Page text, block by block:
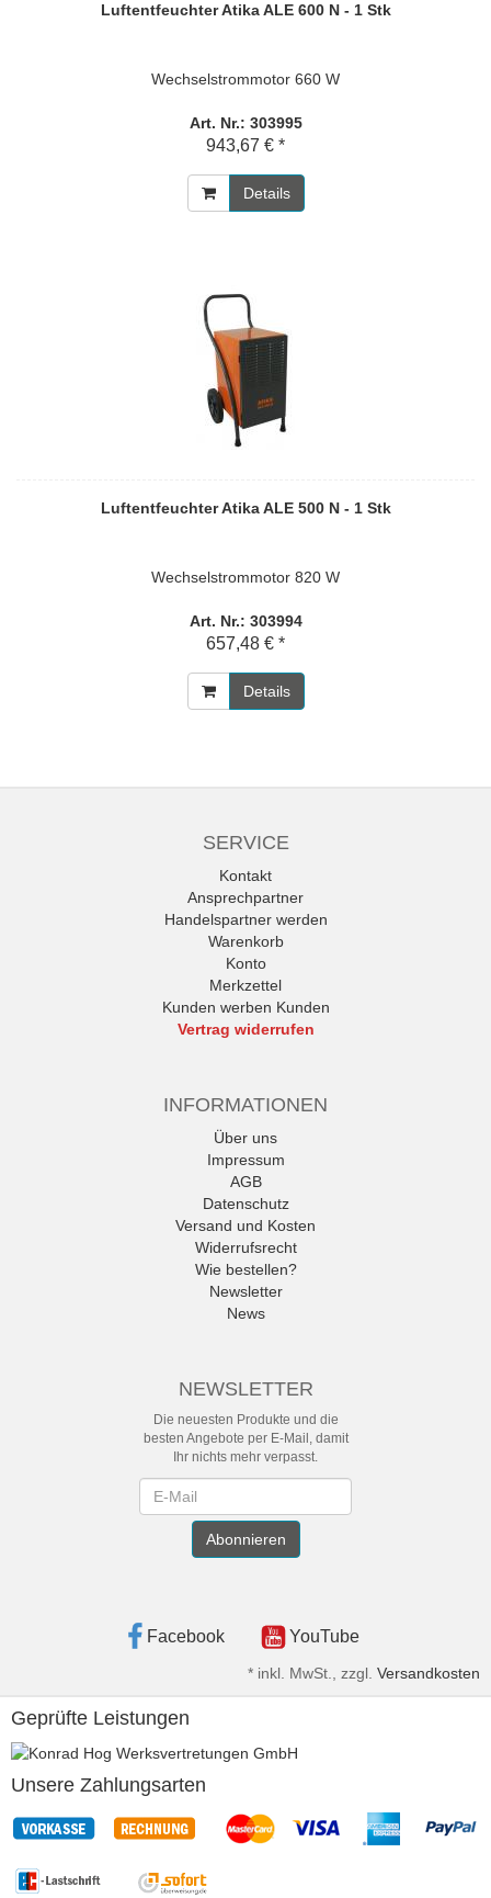
Luftentfeuchter Atika ALE 600 N - 1 Stk
Wechselstrommotor 660 W
Art. Nr.: 303995
943,67 € *
Details
Luftentfeuchter Atika ALE 500 N - 1 Stk
Wechselstrommotor 820 W
Art. Nr.: 303994
657,48 € *
Details
SERVICE
Kontakt
Ansprechpartner
Handelspartner werden
Warenkorb
Konto
Merkzettel
Kunden werben Kunden
Vertrag widerrufen
INFORMATIONEN
Über uns
Impressum
AGB
Datenschutz
Versand und Kosten
Widerrufsrecht
Wie bestellen?
Newsletter
News
NEWSLETTER
Die neuesten Produkte und die
besten Angebote per E-Mail, damit
Ihr nichts mehr verpasst.
Abonnieren
Facebook YouTube
* inkl. MwSt., zzgl. Versandkosten
Geprüfte Leistungen
Unsere Zahlungsarten